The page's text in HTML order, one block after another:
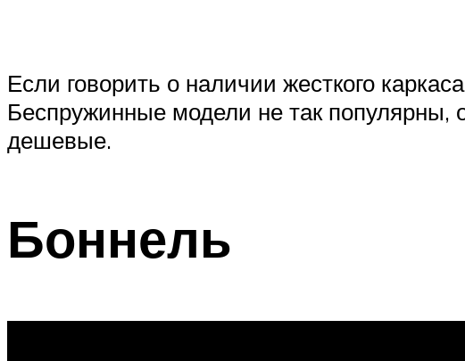
Если говорить о наличии жесткого
Беспружинные модели не так популярны,
дешевые.
Боннель